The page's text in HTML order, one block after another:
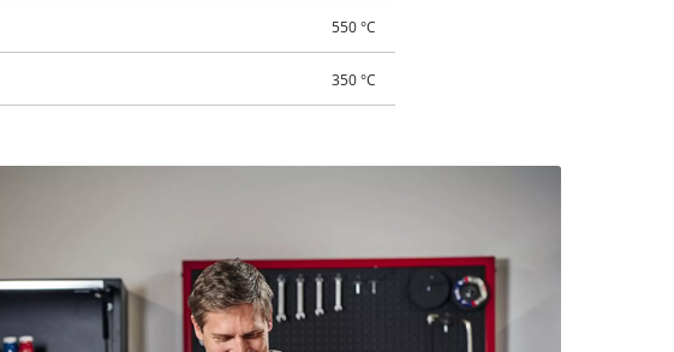
550 °C
350 °C